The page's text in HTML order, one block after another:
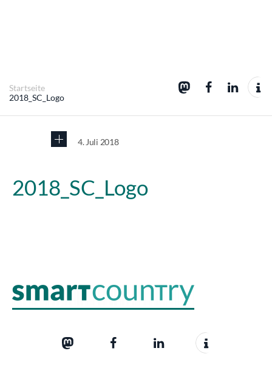
Startseite
2018_SC_Logo
4. Juli 2018
2018_SC_Logo